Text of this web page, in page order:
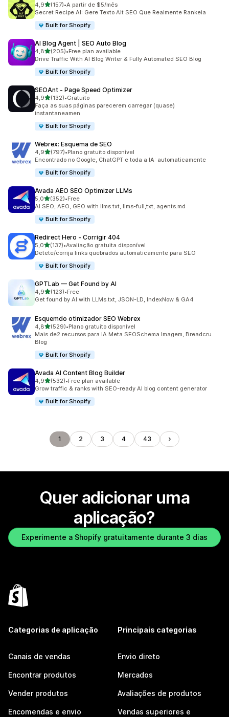
4,9de 5 estrelas
(157)
157 total de avaliações
•A partir de $5/mês
Secret Recipe AI: Gere Texto Alt SEO Que Realmente Rankeia
Built for Shopify
AI Blog Agent | SEO Auto Blog
4,8de 5 estrelas
(205)
205 total de avaliações
•Free plan available
Drive Traffic With AI Blog Writer & Fully Automated SEO Blog
Built for Shopify
SEOAnt ‑ Page Speed Optimizer
4,9de 5 estrelas
(132)
132 total de avaliações
•Gratuito
Faça as suas páginas parecerem carregar (quase)
instantaneamen
Built for Shopify
Webrex: Esquema de SEO
4,9de 5 estrelas
(797)
797 total de avaliações
•Plano gratuito disponível
Encontrado no Google, ChatGPT e toda a IA: automaticamente
Built for Shopify
Avada AEO SEO Optimizer LLMs
5,0de 5 estrelas
(352)
352 total de avaliações
•Free
AI SEO, AEO, GEO with llms.txt, llms-full,txt, agents.md
Built for Shopify
Redirect Hero ‑ Corrigir 404
5,0de 5 estrelas
(137)
137 total de avaliações
•Avaliação gratuita disponível
Detete/corrija links quebrados automaticamente para SEO
Built for Shopify
GPTLab — Get Found by AI
4,9de 5 estrelas
(123)
123 total de avaliações
•Free
Get found by AI with LLMs.txt, JSON-LD, IndexNow & GA4
Esquemdo otimizador SEO Webrex
4,8de 5 estrelas
(529)
529 total de avaliações
•Plano gratuito disponível
Mais de2 recursos para IA Meta SEOSchema Imagem, Breadcru
BIog
Built for Shopify
Avada AI Content Blog Builder
4,9de 5 estrelas
(532)
532 total de avaliações
•Free plan available
Grow traffic & ranks with SEO-ready AI blog content generator
Built for Shopify
1 2 3 4 43
Quer adicionar uma
aplicação?
Experimente a Shopify gratuitamente durante 3 dias
Categorias de aplicação
Canais de vendas
Encontrar produtos
Vender produtos
Encomendas e envio
Principais categorias
Envio direto
Mercados
Avaliações de produtos
Vendas superiores e